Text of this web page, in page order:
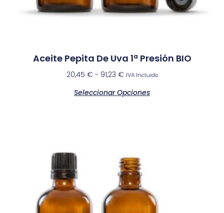
Aceite Pepita De Uva 1ª Presión BIO
20,45 € - 91,23 € IVA Incluido
Seleccionar Opciones